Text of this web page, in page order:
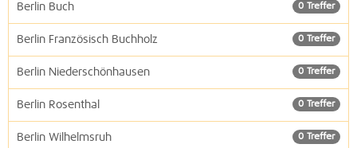
0 Treffer
Berlin Buch
0 Treffer
Berlin Französisch Buchholz
0 Treffer
Berlin Niederschönhausen
0 Treffer
Berlin Rosenthal
0 Treffer
Berlin Wilhelmsruh